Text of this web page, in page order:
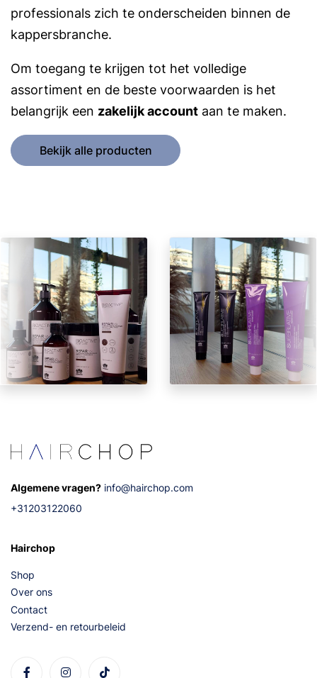
professionals zich te onderscheiden binnen de
kappersbranche.
Om toegang te krijgen tot het volledige
assortiment en de beste voorwaarden is het
belangrijk een zakelijk account aan te maken.
Bekijk alle producten
Algemene vragen? info@hairchop.com
+31203122060
Hairchop
Shop
Over ons
Contact
Verzend- en retourbeleid